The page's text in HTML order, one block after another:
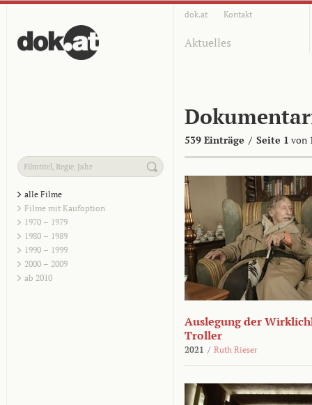
dok.at Kontakt
Aktuelles
539 Einträge / Seite 1 von
alle Filme
Filme mit Kaufoption
1970 – 1979
1980 – 1989
1990 – 1999
2000 – 2009
ab 2010
Auslegung der
Troller
2021 / Ruth Rieser